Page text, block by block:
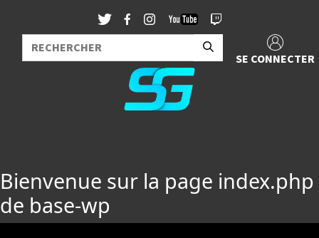
SE CONNECTER
Bienvenue sur la page index.php
de base-wp